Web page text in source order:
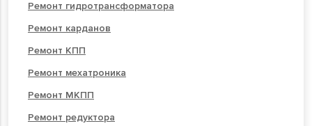
Ремонт гидротрансформатора
Ремонт карданов
Ремонт КПП
Ремонт мехатроника
Ремонт МКПП
Ремонт редуктора